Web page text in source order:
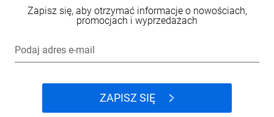
Zapisz się, aby otrzymać informacje o nowościach,
promocjach i wyprzedażach
Podaj adres e-mail
ZAPISZ SIĘ